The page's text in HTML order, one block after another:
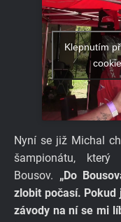
Klepnutím
Nyní se již Michal
šampionátu,
Bousov. „Do
zlobit počasí.
závody na ní se mi